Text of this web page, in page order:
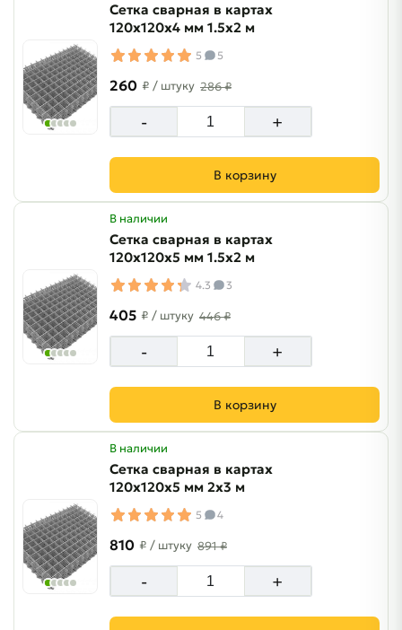
Сетка сварная в картах
120х120х4 мм 1.5х2 м
5 5
260 ₽ / штуку 286 ₽
- +
В корзину
В наличии
Сетка сварная в картах
120х120х5 мм 1.5х2 м
4.3 3
405 ₽ / штуку 446 ₽
- +
В корзину
В наличии
Сетка сварная в картах
120х120х5 мм 2х3 м
5 4
810 ₽ / штуку 891 ₽
- +